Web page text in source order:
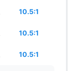
10.5:1
10.5:1
10.5:1